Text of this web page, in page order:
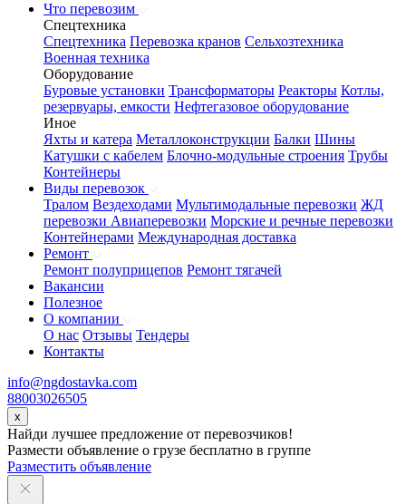
Что перевозим
Спецтехника
Спецтехника Перевозка кранов Сельхозтехника
Военная техника
Оборудование
Буровые установки Трансформаторы Реакторы Котлы,
резервуары, емкости Нефтегазовое оборудование
Иное
Яхты и катера Металлоконструкции Балки Шины
Катушки с кабелем Блочно-модульные строения Трубы
Контейнеры
Виды перевозок
Тралом Вездеходами Мультимодальные перевозки ЖД
перевозки Авиаперевозки Морские и речные перевозки
Контейнерами Международная доставка
Ремонт
Ремонт полуприцепов Ремонт тягачей
Вакансии
Полезное
О компании
О нас Отзывы Тендеры
Контакты
info@ngdostavka.com
88003026505
x
Найди лучшее предложение от перевозчиков!
Размести объявление о грузе бесплатно в группе
Разместить объявление